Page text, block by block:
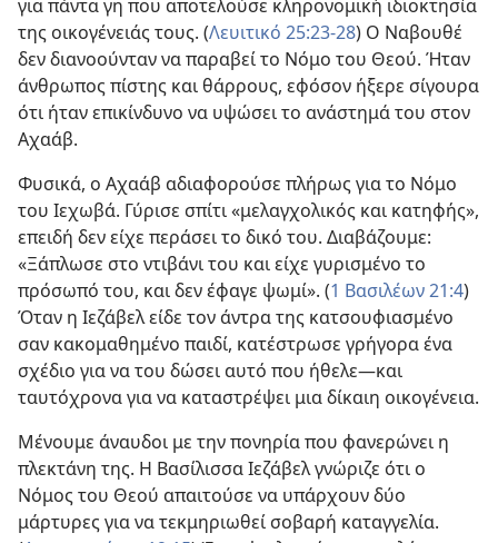
για πάντα γη που αποτελούσε κληρονομική ιδιοκτησία
της οικογένειάς τους. (Λευιτικό 25:23-28) Ο Ναβουθέ
δεν διανοούνταν να παραβεί το Νόμο του Θεού. Ήταν
άνθρωπος πίστης και θάρρους, εφόσον ήξερε σίγουρα
ότι ήταν επικίνδυνο να υψώσει το ανάστημά του στον
Αχαάβ.
Φυσικά, ο Αχαάβ αδιαφορούσε πλήρως για το Νόμο
του Ιεχωβά. Γύρισε σπίτι «μελαγχολικός και κατηφής»,
επειδή δεν είχε περάσει το δικό του. Διαβάζουμε:
«Ξάπλωσε στο ντιβάνι του και είχε γυρισμένο το
πρόσωπό του, και δεν έφαγε ψωμί». (1 Βασιλέων 21:4)
Όταν η Ιεζάβελ είδε τον άντρα της κατσουφιασμένο
σαν κακομαθημένο παιδί, κατέστρωσε γρήγορα ένα
σχέδιο για να του δώσει αυτό που ήθελε​—και
ταυτόχρονα για να καταστρέψει μια δίκαιη οικογένεια.
Μένουμε άναυδοι με την πονηρία που φανερώνει η
πλεκτάνη της. Η Βασίλισσα Ιεζάβελ γνώριζε ότι ο
Νόμος του Θεού απαιτούσε να υπάρχουν δύο
μάρτυρες για να τεκμηριωθεί σοβαρή καταγγελία.